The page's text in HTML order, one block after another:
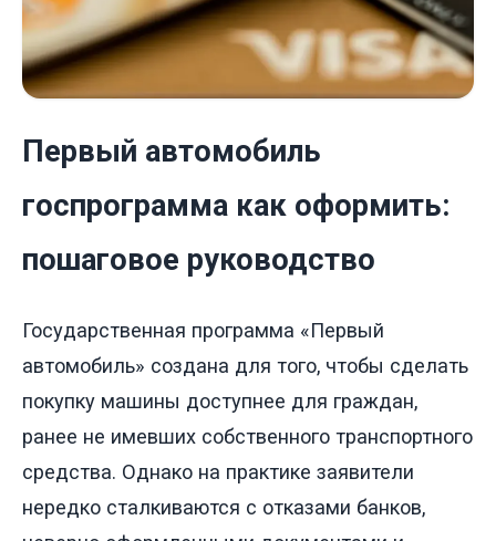
Первый автомобиль
госпрограмма как оформить:
пошаговое руководство
Государственная программа «Первый
автомобиль» создана для того, чтобы сделать
покупку машины доступнее для граждан,
ранее не имевших собственного транспортного
средства. Однако на практике заявители
нередко сталкиваются с отказами банков,